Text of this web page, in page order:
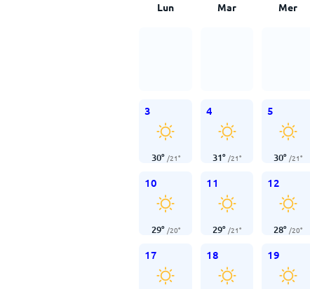
Lun Mar Mer
3
30° /21°
4
31° /21°
5
30° /21°
10
29° /20°
11
29° /21°
12
28° /20°
17 18 19